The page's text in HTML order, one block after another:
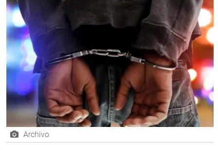
Archivo